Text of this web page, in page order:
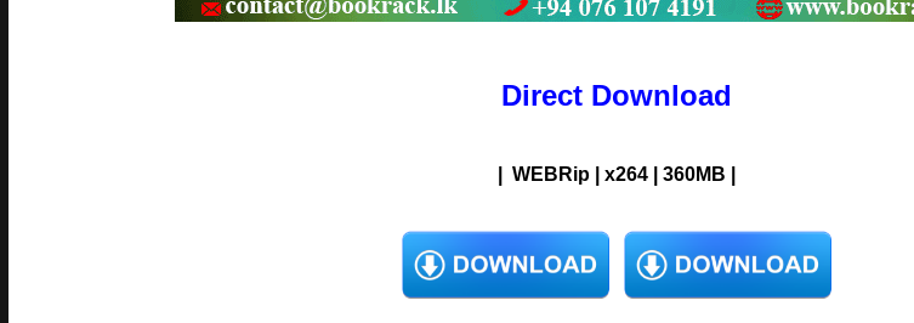
Direct Download
| WEBRip | x264 |360MB |